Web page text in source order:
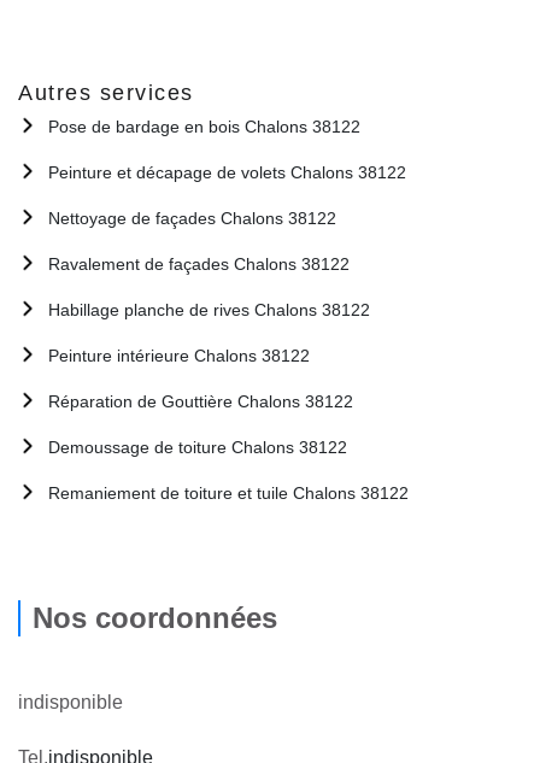
Autres services
Pose de bardage en bois Chalons 38122
Peinture et décapage de volets Chalons 38122
Nettoyage de façades Chalons 38122
Ravalement de façades Chalons 38122
Habillage planche de rives Chalons 38122
Peinture intérieure Chalons 38122
Réparation de Gouttière Chalons 38122
Demoussage de toiture Chalons 38122
Remaniement de toiture et tuile Chalons 38122
Nos coordonnées
indisponible
Tel.indisponible